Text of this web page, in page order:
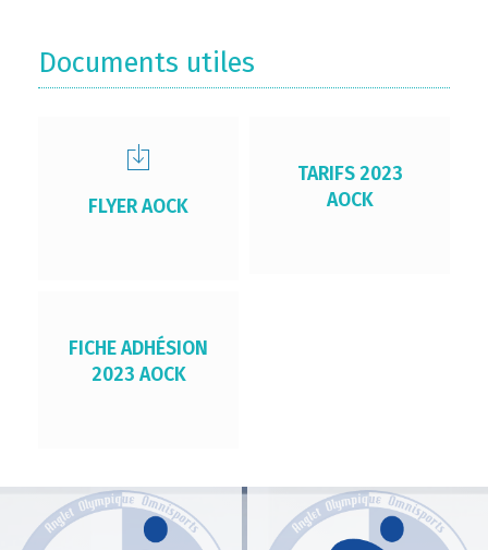
Documents utiles
FLYER AOCK
TARIFS 2023
AOCK
FICHE ADHÉSION
2023 AOCK